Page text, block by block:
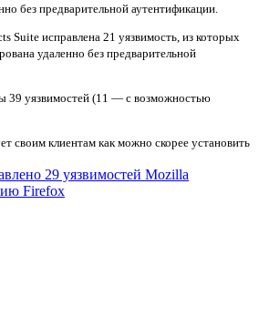
без предварительной аутентификации.
Suite исправлена 21 уязвимость, из которых
удаленно без предварительной
39 уязвимостей (11 — с возможностью
своим клиентам как можно скорее установить
29 уязвимостей Mozilla
Firefox